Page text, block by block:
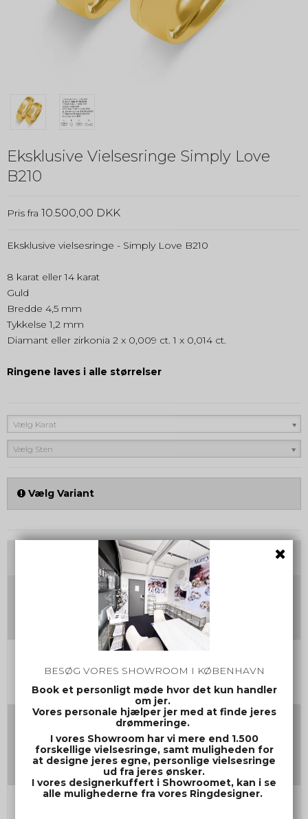
Eksklusive Vielsesringe Simply Love
B210
Pris fra 10.500,00 DKK
Eksklusive vielsesringe - Simply Love B210
8 karat eller 14 karat
Guld
Bredde 4,5 mm
Tykkelse 1,2 mm
Diamant eller zirkonia 2 x 0,009 ct. 1 x 0,014 ct.
Ringene laves i alle størrelser
Vælg Karat
Vælg Sten
Vælg Variant
Gravering damering
(Max 30 tegn inkl mellemrum og evt. symbol)
Gravering herrering
BESØG VORES SHOWROOM I KØBENHAVN
Book et personligt møde hvor det kun handler
om jer.
Vores personale hjælper jer med at finde jeres
drømmeringe.
I vores Showroom har vi mere end 1.500
forskellige vielsesringe, samt muligheden for
at designe jeres egne, personlige vielsesringe
ud fra jeres ønsker.
I vores designerkuffert i Showroomet, kan i se
alle mulighederne fra vores Ringdesigner.